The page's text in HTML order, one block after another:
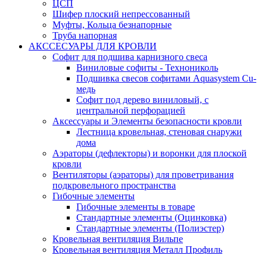
ЦСП
Шифер плоский непрессованный
Муфты, Кольца безнапорные
Труба напорная
АКССЕСУАРЫ ДЛЯ КРОВЛИ
Софит для подшива карнизного свеса
Виниловые софиты - Технониколь
Подшивка свесов софитами Aquasystem Cu-
медь
Софит под дерево виниловый, с
центральной перфорацией
Аксессуары и Элементы безопасности кровли
Лестница кровельная, стеновая снаружи
дома
Аэраторы (дефлекторы) и воронки для плоской
кровли
Вентиляторы (аэраторы) для проветривания
подкровельного пространства
Гибочные элементы
Гибочные элементы в товаре
Стандартные элементы (Оцинковка)
Стандартные элементы (Полиэстер)
Кровельная вентиляция Вильпе
Кровельная вентиляция Металл Профиль